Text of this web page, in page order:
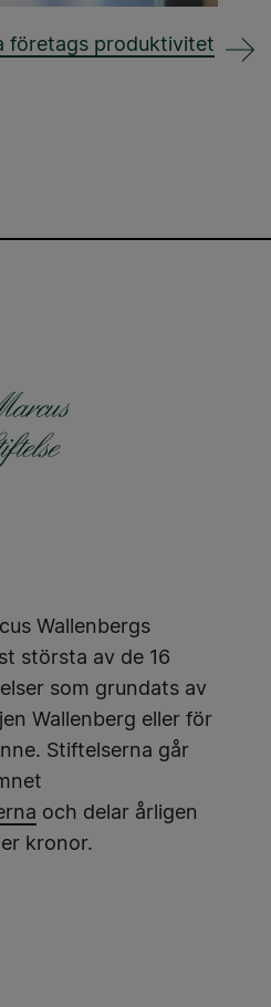
företags produktivitet
Wallenbergs
största av de 16
som grundats av
Wallenberg eller för
Stiftelserna går
och delar årligen
kronor.